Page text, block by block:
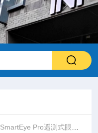
SmartEye Pro遥测式眼动仪有什么应用？